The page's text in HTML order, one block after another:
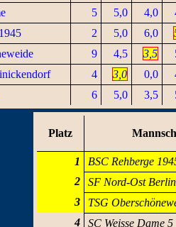
5 5,0 4,0
2 5,0 6,0
9 4,5 3,5
4 3,0 0,0
6 5,0 3,5
Platz
1
BSC Rehberge
2
SF Nord-Ost
3
TSG
4
SC Weisse Dame 5